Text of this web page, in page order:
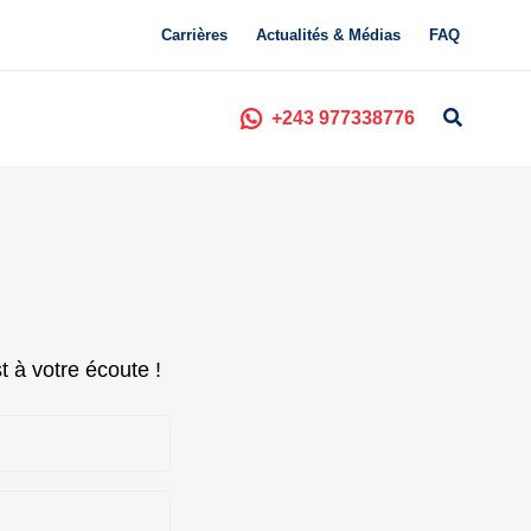
Carrières Actualités & Médias FAQ
+243 977338776
à votre écoute !